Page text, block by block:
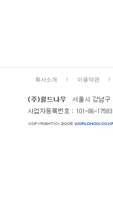
회사소개 이용약관